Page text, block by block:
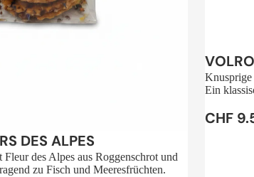
DES ALPES
des Alpes aus Roggenschrot und
zu Fisch und Meeresfrüchten.
Ein
CHF